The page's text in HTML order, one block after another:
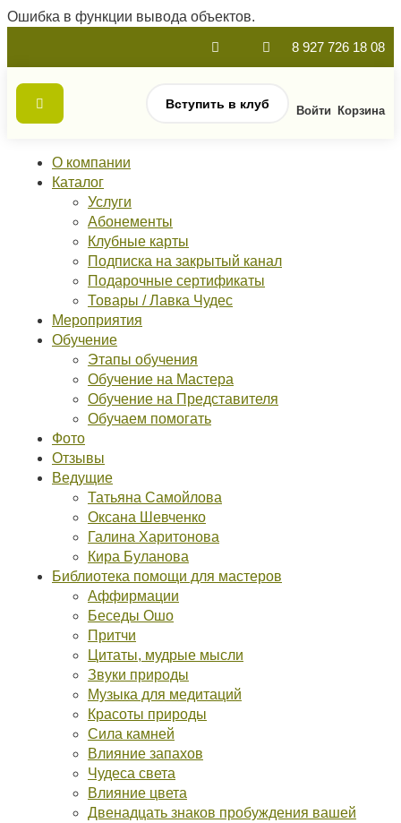
Ошибка в функции вывода объектов.
8 927 726 18 08
Вступить в клуб Войти Корзина
О компании
Каталог
Услуги
Абонементы
Клубные карты
Подписка на закрытый канал
Подарочные сертификаты
Товары / Лавка Чудес
Мероприятия
Обучение
Этапы обучения
Обучение на Мастера
Обучение на Представителя
Обучаем помогать
Фото
Отзывы
Ведущие
Татьяна Самойлова
Оксана Шевченко
Галина Харитонова
Кира Буланова
Библиотека помощи для мастеров
Аффирмации
Беседы Ошо
Притчи
Цитаты, мудрые мысли
Звуки природы
Музыка для медитаций
Красоты природы
Сила камней
Влияние запахов
Чудеса света
Влияние цвета
Двенадцать знаков пробуждения вашей